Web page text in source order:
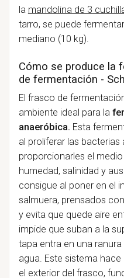
la mandolina de 3
tarro, se puede
mediano (10 kg).
Cómo se produce la
de fermentación -
El frasco de
ambiente ideal para la
anaeróbica. Esta
al proliferar las bacterias
proporcionarles el
humedad, salinidad y
consigue al poner en el
salmuera, prensados
y evita que quede aire
impide que suban a la
tapa entra en una ranura
agua. Este sistema
el exterior del frasco,